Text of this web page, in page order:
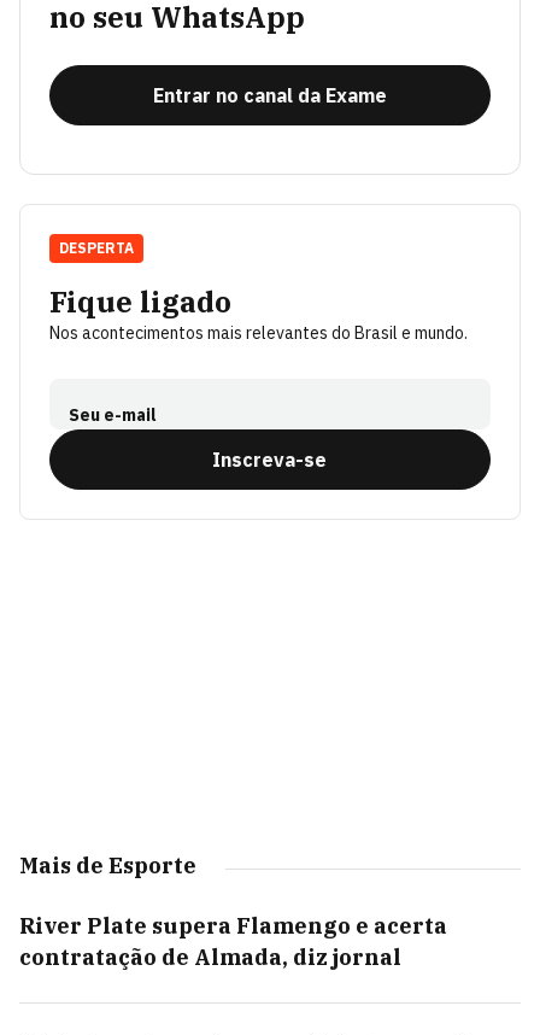
no seu WhatsApp
Entrar no canal da Exame
Fique ligado
Nos acontecimentos mais relevantes do Brasil e mundo.
Seu e-mail
Inscreva-se
DESPERTA
Mais de Esporte
River Plate supera Flamengo e acerta
contratação de Almada, diz jornal